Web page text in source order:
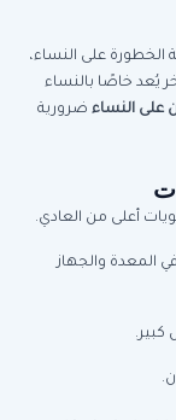
على النساء،
يُعد خاصًا بالنساء
على النساءضرورية
أعلى من العادي.
المعدة والجهاز
كبير.